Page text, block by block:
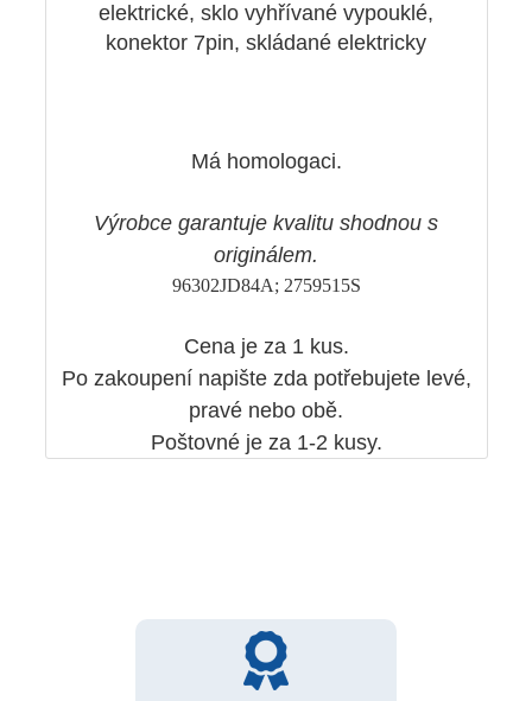
elektrické, sklo vyhřívané vypouklé,
konektor 7pin, skládané elektricky
Má homologaci.
Výrobce garantuje kvalitu shodnou s
originálem.
96302JD84A; 2759515S
Cena je za 1 kus.
Po zakoupení napište zda potřebujete levé,
pravé nebo obě.
Poštovné je za 1-2 kusy.